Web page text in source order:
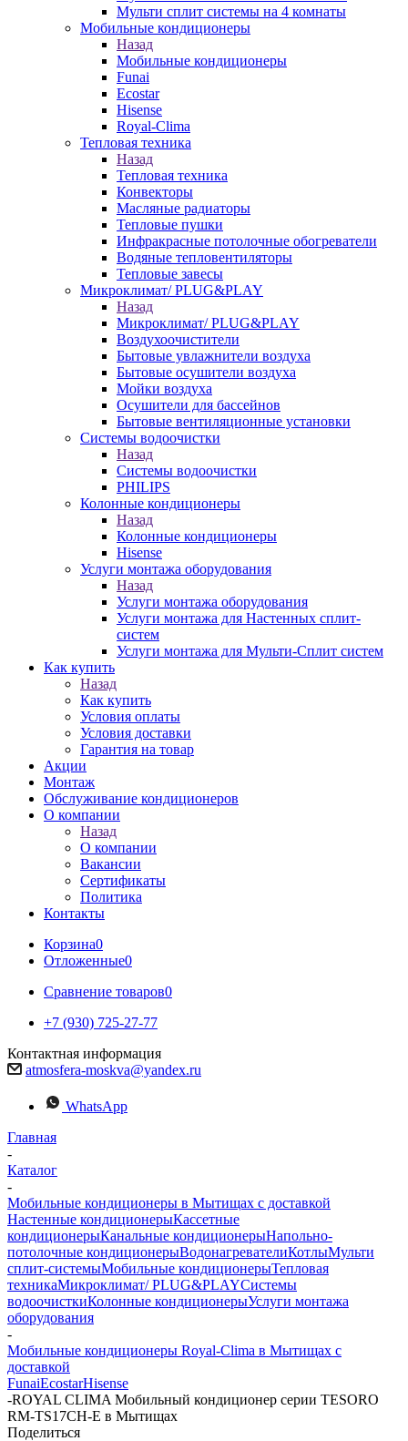
Мульти сплит системы на 4 комнаты
Мобильные кондиционеры
Назад
Мобильные кондиционеры
Funai
Ecostar
Hisense
Royal-Clima
Тепловая техника
Назад
Тепловая техника
Конвекторы
Масляные радиаторы
Тепловые пушки
Инфракрасные потолочные обогреватели
Водяные тепловентиляторы
Тепловые завесы
Микроклимат/ PLUG&PLAY
Назад
Микроклимат/ PLUG&PLAY
Воздухоочистители
Бытовые увлажнители воздуха
Бытовые осушители воздуха
Мойки воздуха
Осушители для бассейнов
Бытовые вентиляционные установки
Системы водоочистки
Назад
Системы водоочистки
PHILIPS
Колонные кондиционеры
Назад
Колонные кондиционеры
Hisense
Услуги монтажа оборудования
Назад
Услуги монтажа оборудования
Услуги монтажа для Настенных сплит-
систем
Услуги монтажа для Мульти-Сплит систем
Как купить
Назад
Как купить
Условия оплаты
Условия доставки
Гарантия на товар
Акции
Монтаж
Обслуживание кондиционеров
О компании
Назад
О компании
Вакансии
Сертификаты
Политика
Контакты
Корзина0
Отложенные0
Сравнение товаров0
+7 (930) 725-27-77
Контактная информация
atmosfera-moskva@yandex.ru
WhatsApp
Главная
-
Каталог
-
Мобильные кондиционеры в Мытищах с доставкой
Настенные кондиционерыКассетные
кондиционерыКанальные кондиционерыНапольно-
потолочные кондиционерыВодонагревателиКотлыМульти
сплит-системыМобильные кондиционерыТепловая
техникаМикроклимат/ PLUG&PLAYСистемы
водоочисткиКолонные кондиционерыУслуги монтажа
оборудования
-
Мобильные кондиционеры Royal-Clima в Мытищах с
доставкой
FunaiEcostarHisense
-ROYAL CLIMA Мобильный кондиционер cерии TESORO
RM-TS17CH-E в Мытищах
Поделиться